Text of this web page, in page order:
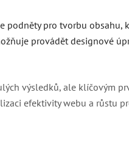
podněty pro tvorbu obsahu,
provádět designové
výsledků, ale klíčovým
efektivity webu a růstu